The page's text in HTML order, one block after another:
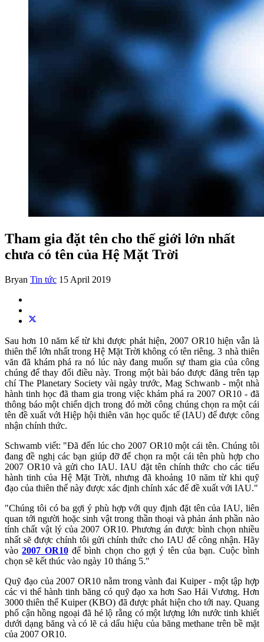
Tham gia đặt tên cho thế giới lớn nhất
chưa có tên của Hệ Mặt Trời
Bryan Tin tức 15 April 2019
Sau hơn 10 năm kể từ khi được phát hiện, 2007 OR10 hiện vẫn là
thiên thể lớn nhất trong Hệ Mặt Trời không có tên riêng. 3 nhà thiên
văn đã khám phá ra nó lúc này đang muốn sự tham gia của công
chúng để thay đổi điều này. Trong một bài báo được đăng trên tạp
chí The Planetary Society vài ngày trước, Mag Schwanb - một nhà
hành tinh học đã tham gia trong việc khám phá ra 2007 OR10 - đã
thông báo một chiến dịch trong đó mời công chúng chọn ra một cái
tên đề xuất với Hiệp hội thiên văn học quốc tế (IAU) để được công
nhận chính thức.
Schwamb viết: "Đã đến lúc cho 2007 OR10 một cái tên. Chúng tôi
đang đề nghị các bạn giúp đỡ để chọn ra một cái tên phù hợp cho
2007 OR10 và gửi cho IAU. IAU đặt tên chính thức cho các tiểu
hành tinh của Hệ Mặt Trời, nhưng đã khoảng 10 năm từ khi quỹ
đạo của thiên thể này được xác định chính xác để đề xuất với IAU."
"Chúng tôi có ba gợi ý phù hợp với quy định đặt tên của IAU, liên
quan tới người hoặc sinh vật trong thần thoại và phản ánh phần nào
tính chất vật lý của 2007 OR10. Phương án được bình chọn nhiều
nhất sẽ được chính tôi gửi chính thức cho IAU để công nhận. Hãy
vào2007 OR10để bình chọn cho gợi ý tên của bạn. Cuộc bình
chọn sẽ kết thúc vào ngày 10 tháng 5."
Quỹ đạo của 2007 OR10 nằm trong vành đai Kuiper - một tập hợp
các vi thể hành tinh băng có quỹ đạo xa hơn Sao Hải Vương. Hơn
3000 thiên thể Kuiper (KBO) đã được phát hiện cho tới nay. Quang
phổ cận hồng ngoại đã hé lộ rằng có một lượng lớn nước tinh khiết
dưới dạng băng và có lẽ cả dấu hiệu của băng methane trên bề mặt
của 2007 OR10.